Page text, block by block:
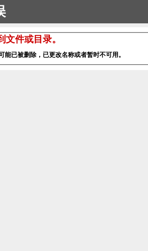
文件或目录。
能已被删除，已更改名称或者暂时不可用。